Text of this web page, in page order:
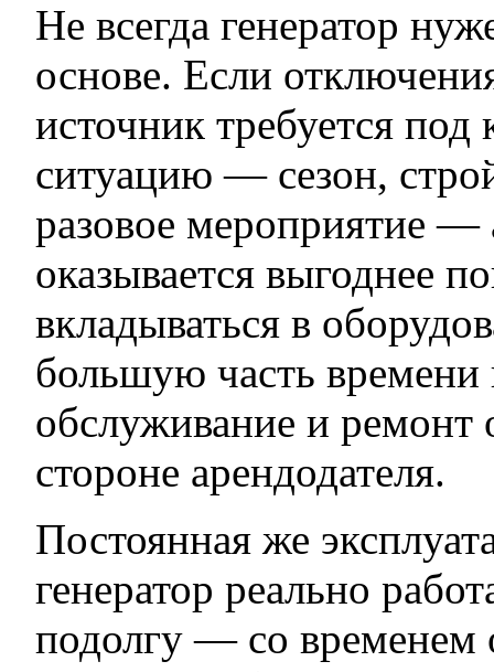
Не всегда генератор
основе. Если
источник требуется
ситуацию — сезон,
разовое мероприятие —
оказывается выгоднее
вкладываться в
большую часть времени
обслуживание и ремонт
стороне арендодателя.
Постоянная же
генератор реально
подолгу — со временем